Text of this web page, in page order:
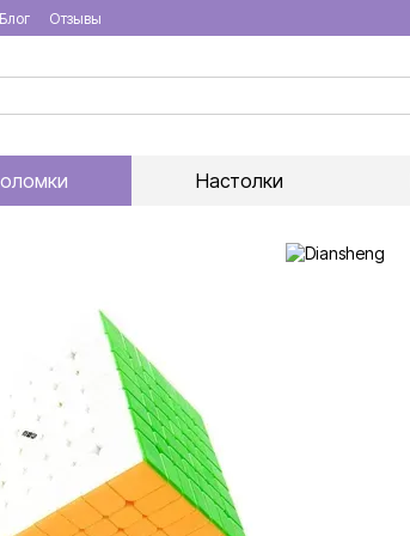
Блог Отзывы
Настолки